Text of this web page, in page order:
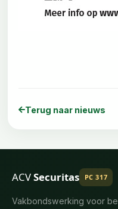
Terug naar nieuws
ACVSecuritas PC 317
Vakbondswerking voor